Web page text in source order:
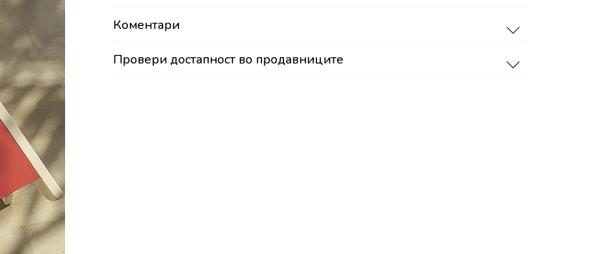
Коментари
Провери достапност во продавниците